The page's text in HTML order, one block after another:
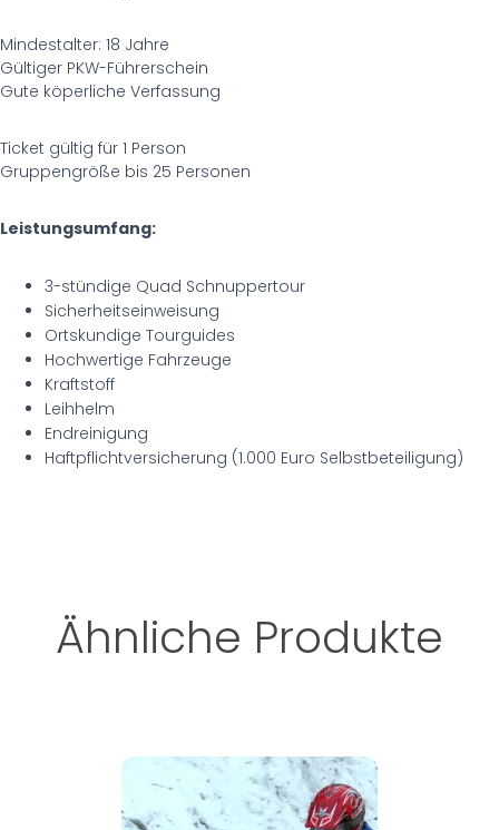
Mindestalter: 18 Jahre
Gültiger PKW-Führerschein
Gute köperliche Verfassung
Ticket gültig für 1 Person
Gruppengröße bis 25 Personen
Leistungsumfang:
3-stündige Quad Schnuppertour
Sicherheitseinweisung
Ortskundige Tourguides
Hochwertige Fahrzeuge
Kraftstoff
Leihhelm
Endreinigung
Haftpflichtversicherung (1.000 Euro Selbstbeteiligung)
Ähnliche Produkte